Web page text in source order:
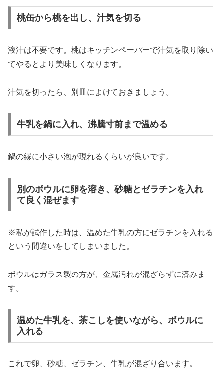
桃缶から桃を出し、汁気を切る
液汁は不要です。桃はキッチンペーパーで汁気を取り除い
てやるとより美味しくなります。
汁気を切ったら、別皿によけておきましょう。
牛乳を鍋に入れ、沸騰寸前まで温める
鍋の縁に小さい泡が現れるくらいが良いです。
別のボウルに卵を溶き、砂糖とゼラチンを入れ
て良く混ぜます
※私が試作した時は、温めた牛乳の方にゼラチンを入れる
という間違いをしてしまいました。
ボウルはガラス製の方が、金属汚れが混ざらずに済みま
す。
温めた牛乳を、茶こしを使いながら、ボウルに
入れる
これで卵、砂糖、ゼラチン、牛乳が混ざり合います。